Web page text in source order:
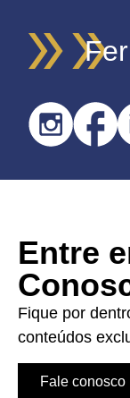
Entre
Fique por
conteúdos
Fale conosco